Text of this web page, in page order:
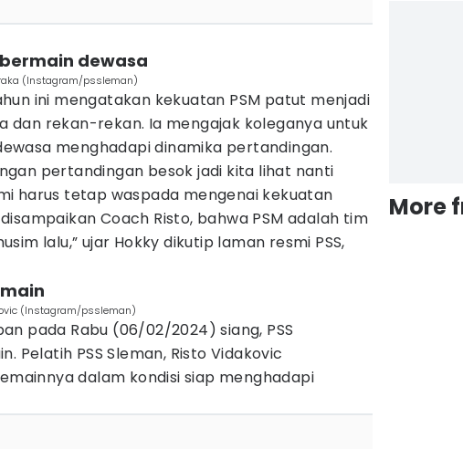
dewasa
(Instagram/pssleman)
ini mengatakan kekuatan PSM patut menjadi
dan rekan-rekan. Ia mengajak koleganya untuk
menghadapi dinamika pertandingan.
pertandingan besok jadi kita lihat nanti
harus tetap waspada mengenai kekuatan
Coach Risto, bahwa PSM adalah tim
lalu,” ujar Hokky dikutip laman resmi PSS,
(Instagram/pssleman)
pada Rabu (06/02/2024) siang, PSS
Pelatih PSS Sleman, Risto Vidakovic
dalam kondisi siap menghadapi
More